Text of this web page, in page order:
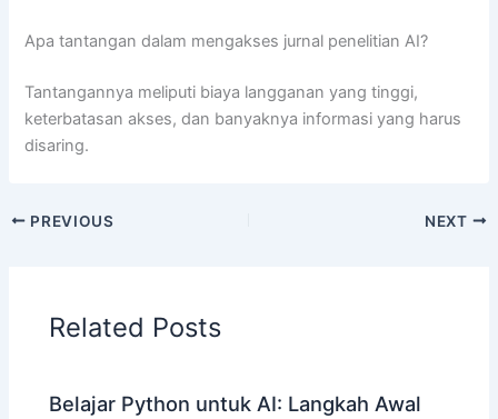
Apa tantangan dalam mengakses jurnal penelitian AI?
Tantangannya meliputi biaya langganan yang tinggi,
keterbatasan akses, dan banyaknya informasi yang harus
disaring.
PREVIOUS NEXT
Related Posts
Belajar Python untuk AI: Langkah Awal